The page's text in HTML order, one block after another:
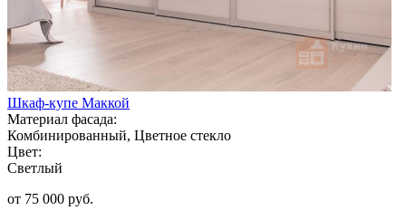
Шкаф-купе Маккой
Материал фасада:
Комбинированный, Цветное стекло
Цвет:
Светлый
от 75 000 руб.